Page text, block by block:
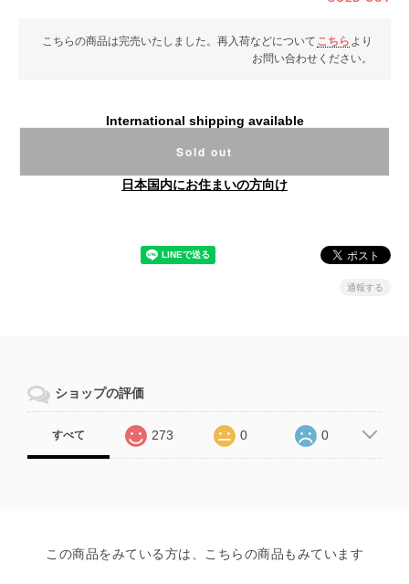
こちらの商品は完売いたしました。再入荷などについて こちら より
お問い合わせください。
International shipping available
Sold out
日本国内にお住まいの方向け
通報する
ショップの評価
すべて 273 0 0
この商品をみている方は、こちらの商品もみています